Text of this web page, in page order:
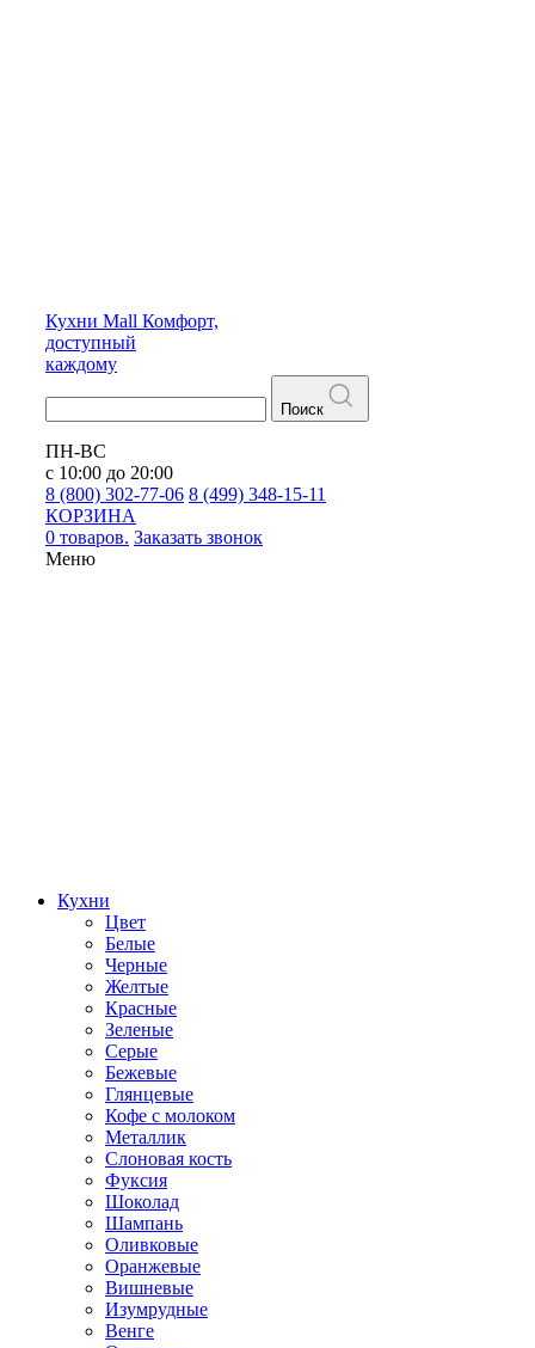
Кухни Mall Комфорт,
доступный
каждому
Поиск
ПН-ВС
с 10:00 до 20:00
8 (800) 302-77-06 8 (499) 348-15-11
КОРЗИНА
0 товаров. Заказать звонок
Меню
Кухни
Цвет
Белые
Черные
Желтые
Красные
Зеленые
Серые
Бежевые
Глянцевые
Кофе с молоком
Металлик
Слоновая кость
Фуксия
Шоколад
Шампань
Оливковые
Оранжевые
Вишневые
Изумрудные
Венге